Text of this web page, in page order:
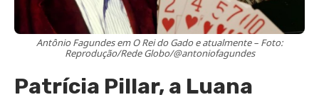
Antônio Fagundes em O Rei do Gado e atualmente – Foto:
Reprodução/Rede Globo/@antoniofagundes
Patrícia Pillar, a Luana